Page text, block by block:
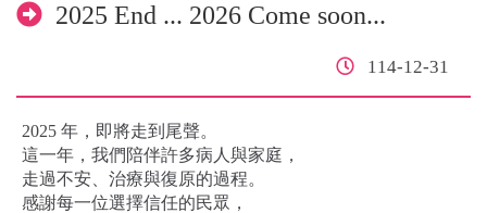
2025 End ... 2026 Come soon...
114-12-31
2025 年，即將走到尾聲。
這一年，我們陪伴許多病人與家庭，
走過不安、治療與復原的過程。
感謝每一位選擇信任的民眾，